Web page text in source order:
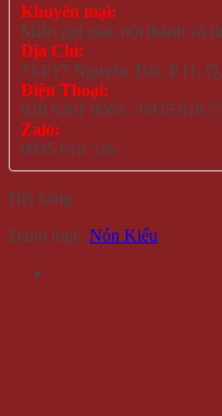
Khuyến mại:
Miễn phí giao nội thành và
Địa Chỉ:
714/17 Nguyễn Trãi, P.11,
Điện Thoại:
028 6261 0065 - 0935 616
Zalo:
0935 616 536
Hết hàng
Danh mục: Nón Kiểu